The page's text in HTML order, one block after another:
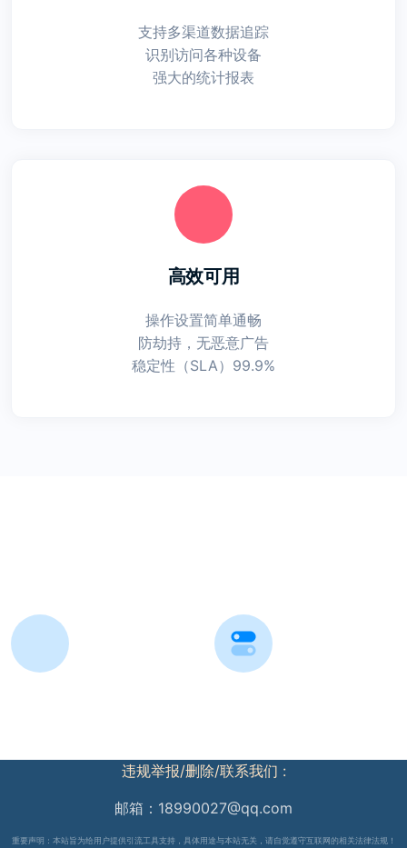
支持多渠道数据追踪
识别访问各种设备
强大的统计报表
高效可用
操作设置简单通畅
防劫持，无恶意广告
稳定性（SLA）99.9%
违规举报/删除/联系我们 :
邮箱：18990027@qq.com
重要声明：本站旨为给用户提供引流工具支持，具体用途与本站无关，请自觉遵守互联网的相关法律法规！